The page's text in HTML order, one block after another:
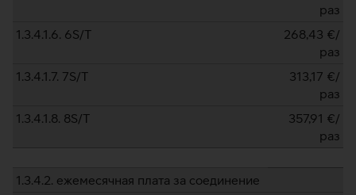
раз
1.3.4.1.6. 6S/T
268,43 €/
раз
1.3.4.1.7. 7S/T
313,17 €/
раз
1.3.4.1.8. 8S/T
357,91 €/
раз
1.3.4.2. ежемесячная плата за соединение